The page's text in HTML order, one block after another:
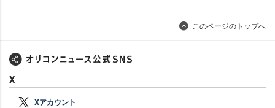
このページのトップへ
X
Xアカウント